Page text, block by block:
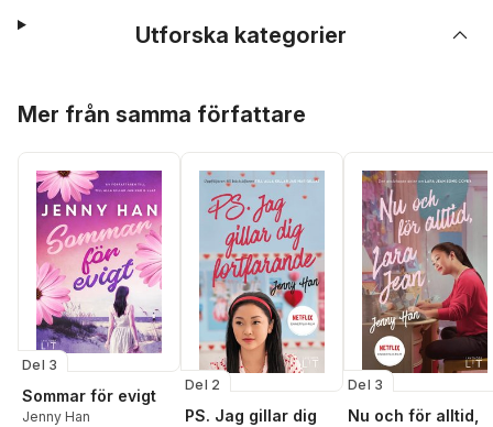
Utforska kategorier
Mer från samma författare
Del 3
Sommar för evigt
Jenny Han
Del 2
PS. Jag gillar dig
Del 3
Nu och för alltid,